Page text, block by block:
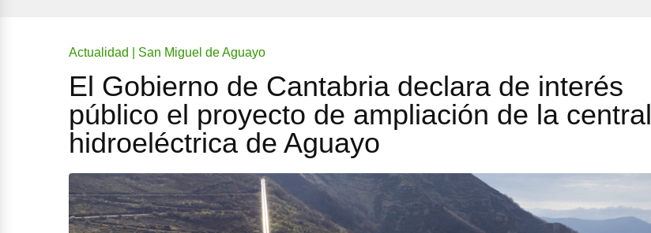
Actualidad | San Miguel de Aguayo
El Gobierno de Cantabria declara de interés
público el proyecto de ampliación de la central
hidroeléctrica de Aguayo